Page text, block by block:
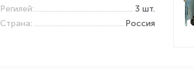
Регилей:
3 шт.
Страна:
Россия